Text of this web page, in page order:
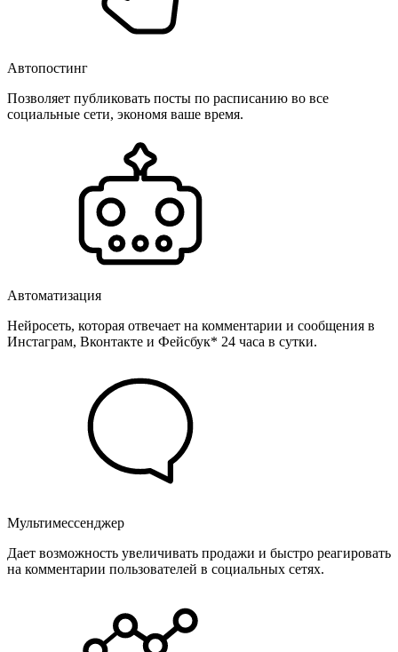
Автопостинг
Позволяет публиковать посты по расписанию во все
социальные сети, экономя ваше время.
Автоматизация
Нейросеть, которая отвечает на комментарии и сообщения в
Инстаграм, Вконтакте и Фейсбук* 24 часа в сутки.
Мультимессенджер
Дает возможность увеличивать продажи и быстро реагировать
на комментарии пользователей в социальных сетях.